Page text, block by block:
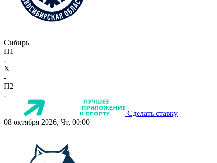
Сибирь
П1
-
X
-
П2
-
Сделать ставку
08 октября 2026, Чт, 00:00